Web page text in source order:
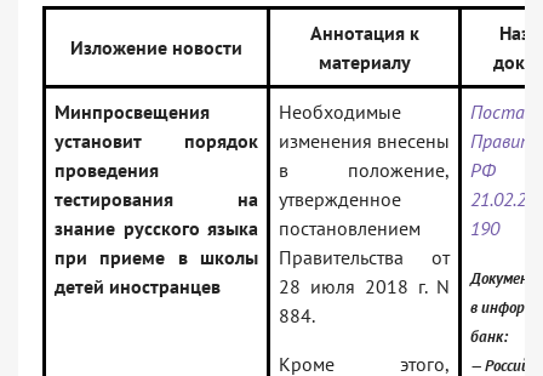
Изложение новости
Аннотация к
материалу
Минпросвещения
установит порядок
проведения
тестирования на
знание русского языка
при приеме в школы
детей иностранцев
Необходимые
изменения внесены
в положение,
утвержденное
постановлением
Правительства от
28 июля 2018 г. N
884.
Кроме этого,
РФ
190
Документ
в
банк:
—